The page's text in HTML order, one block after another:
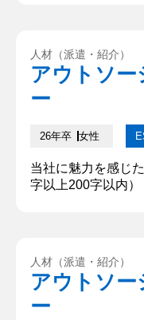
は将来的に技術を
ているので、より
交流の部分でみた
人材（派遣・紹介）
アウトソ
ー
26年卒 女性
当社に魅力を感じ
字以上200字以内
私は将来的に技術
っているので、よ
内交流の部分でみた
人材（派遣・紹介）
アウトソ
ー